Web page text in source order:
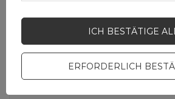
Cena sugerowana 10,47
Marke Hurtel
ERFORDERLICH
ICH BESTÄTIGE